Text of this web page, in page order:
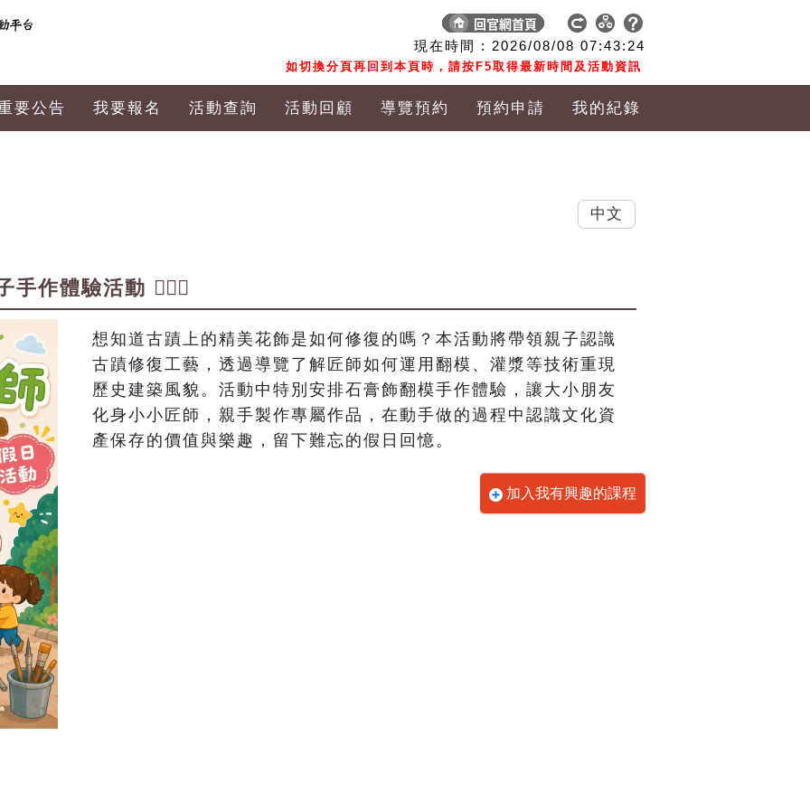
現在時間 : 2026/08/08 07:43:25
如切換分頁再回到本頁時，請按F5取得最新時間及活動資訊
要公告 我要報名 活動查詢 活動回顧 導覽預約 預約申請 我的紀錄
作體驗活動 👷🏻‍♀️
想知道古蹟上的精美花飾是如何修復的嗎？本活動將帶領親子認識
古蹟修復工藝，透過導覽了解匠師如何運用翻模、灌漿等技術重現
歷史建築風貌。活動中特別安排石膏飾翻模手作體驗，讓大小朋友
化身小小匠師，親手製作專屬作品，在動手做的過程中認識文化資
產保存的價值與樂趣，留下難忘的假日回憶。
加入我有興趣的課程